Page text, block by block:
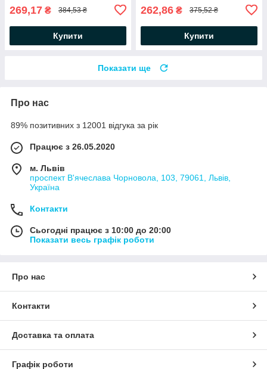
269,17 ₴ 384,53 ₴
Купити
262,86 ₴ 375,52 ₴
Купити
Показати ще
Про нас
89% позитивних з 12001 відгука за рік
Працює з 26.05.2020
м. Львів
проспект В'ячеслава Чорновола, 103, 79061, Львів,
Україна
Контакти
Сьогодні працює з 10:00 до 20:00
Показати весь графік роботи
Про нас
Контакти
Доставка та оплата
Графік роботи